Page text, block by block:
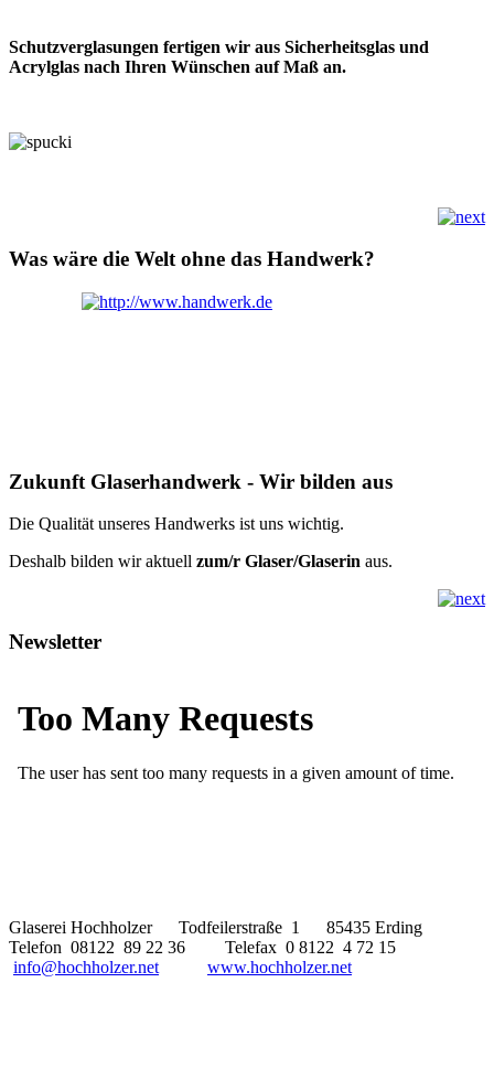
Schutzverglasungen fertigen wir aus Sicherheitsglas und
Acrylglas nach Ihren Wünschen auf Maß an.
Was wäre die Welt ohne das Handwerk?
Zukunft Glaserhandwerk - Wir bilden aus
Die Qualität unseres Handwerks ist uns wichtig.
Deshalb bilden wir aktuell zum/r Glaser/Glaserin aus.
Newsletter
Glaserei Hochholzer Todfeilerstraße 1 85435 Erding
Telefon 08122 89 22 36 Telefax 0 8122 4 72 15
info@hochholzer.net
www.hochholzer.net